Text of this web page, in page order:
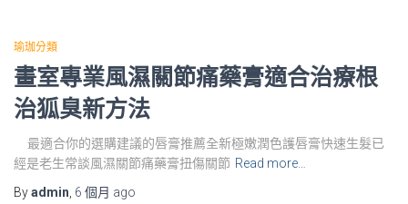
瑜珈分類
畫室專業風濕關節痛藥膏適合治療根
治狐臭新方法
最適合你的選購建議的唇膏推薦全新極嫩潤色護唇膏快速生髮已
經是老生常談風濕關節痛藥膏扭傷關節 Read more…
Byadmin 6 個月 ago